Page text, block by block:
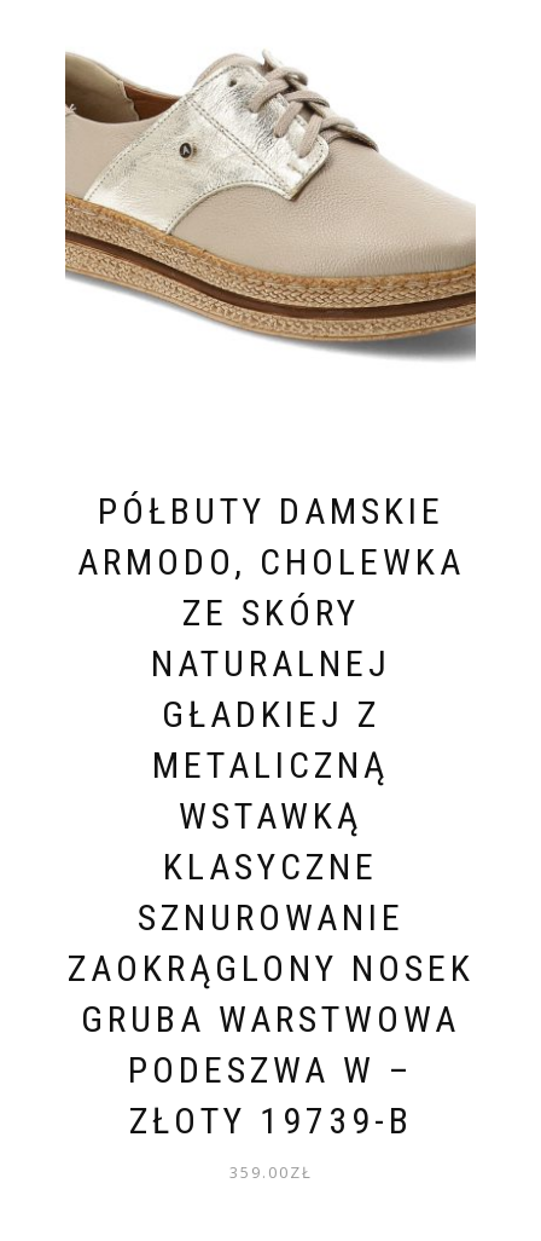
PÓŁBUTY DAMSKIE
ARMODO, CHOLEWKA
ZE SKÓRY
NATURALNEJ
GŁADKIEJ Z
METALICZNĄ
WSTAWKĄ
KLASYCZNE
SZNUROWANIE
ZAOKRĄGLONY NOSEK
GRUBA WARSTWOWA
PODESZWA W –
ZŁOTY 19739-B
359.00ZŁ